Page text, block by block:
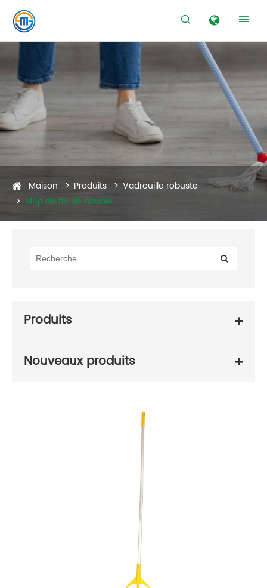
 
Maison Produits
Vadrouille robuste
Mop de fin de boucle
Produits
Nouveaux produits